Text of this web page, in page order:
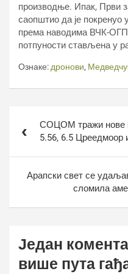
производње. Ипак, Први
саопштио да је покренуо
према наводима ВЧК-
потпуности стављена у
Ознаке: дронови,
чланкаСОЦОМ тражи нове
5.56, 6.5
Арапски свет се
сломила
Један
више пута